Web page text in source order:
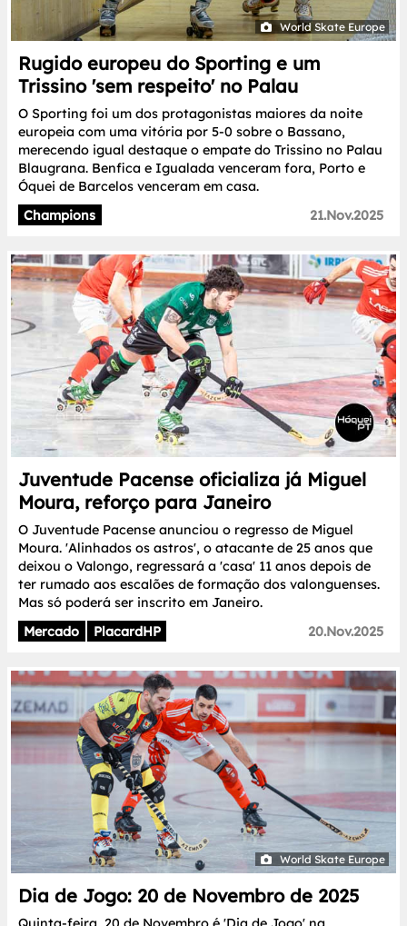
World Skate Europe
Rugido europeu do Sporting e um
Trissino 'sem respeito' no Palau
O Sporting foi um dos protagonistas maiores da noite
europeia com uma vitória por 5-0 sobre o Bassano,
merecendo igual destaque o empate do Trissino no Palau
Blaugrana. Benfica e Igualada venceram fora, Porto e
Óquei de Barcelos venceram em casa.
Champions
21.Nov.2025
Juventude Pacense oficializa já Miguel
Moura, reforço para Janeiro
O Juventude Pacense anunciou o regresso de Miguel
Moura. 'Alinhados os astros', o atacante de 25 anos que
deixou o Valongo, regressará a 'casa' 11 anos depois de
ter rumado aos escalões de formação dos valonguenses.
Mas só poderá ser inscrito em Janeiro.
Mercado
PlacardHP 20.Nov.2025
World Skate Europe
Dia de Jogo: 20 de Novembro de 2025